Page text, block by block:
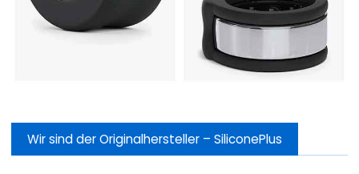
Wir sind der Originalhersteller – SiliconePlus